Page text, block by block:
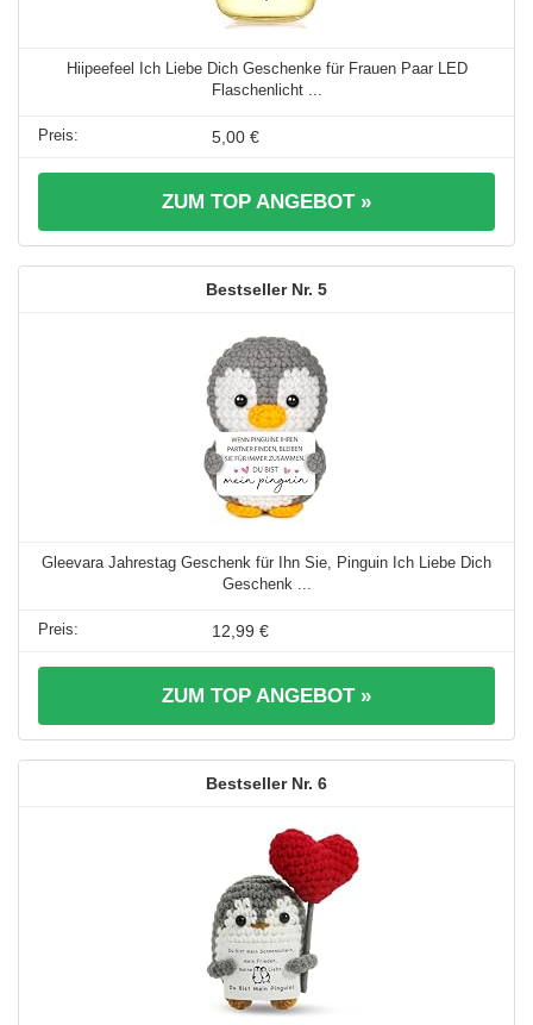
Hiipeefeel Ich Liebe Dich Geschenke für Frauen Paar LED
Flaschenlicht ...
5,00 €
ZUM TOP ANGEBOT »
5
Gleevara Jahrestag Geschenk für Ihn Sie, Pinguin Ich Liebe Dich
Geschenk ...
12,99 €
ZUM TOP ANGEBOT »
6